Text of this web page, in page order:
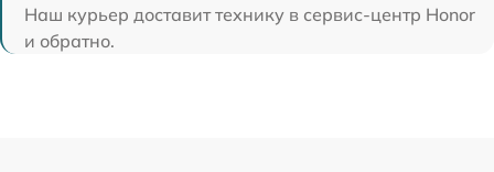
Наш курьер доставит технику в сервис-центр Honor
и обратно.